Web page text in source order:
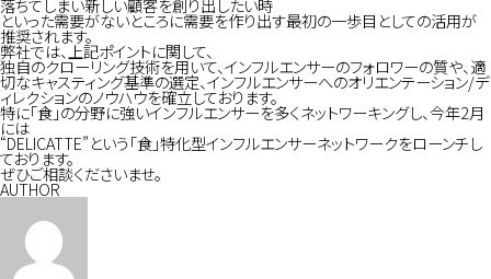
落ちてしまい新しい顧客を創り出したい時
といった需要がないところに需要を作り出す最初の一歩目としての活用が
推奨されます。
弊社では、上記ポイントに関して、
独自のクローリング技術を用いて、インフルエンサーのフォロワーの質や、適
切なキャスティング基準の選定、インフルエンサーへのオリエンテーション/デ
ィレクションのノウハウを確立しております。
特に「食」の分野に強いインフルエンサーを多くネットワーキングし、今年2月
には
“DELICATTE”という「食」特化型インフルエンサーネットワークをローンチし
ております。
ぜひご相談くださいませ。
AUTHOR